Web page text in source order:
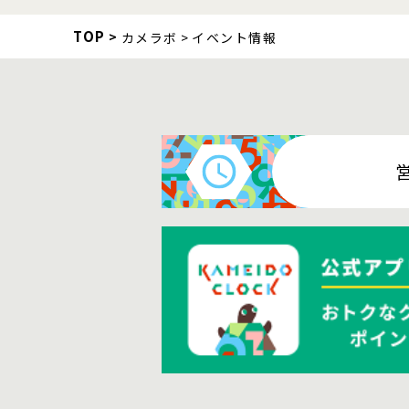
TOP カメラボ イベント情報